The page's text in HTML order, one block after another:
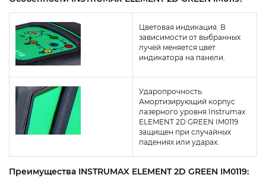
Цветовая индикация. В
зависимости от выбранных
лучей меняется цвет
индикатора на панели.
Ударопрочность.
Амортизирующий корпус
лазерного уровня Instrumax
ELEMENT 2D GREEN IM0119
защищен при случайных
падениях или ударах.
Преимущества INSTRUMAX ELEMENT 2D GREEN IM0119: